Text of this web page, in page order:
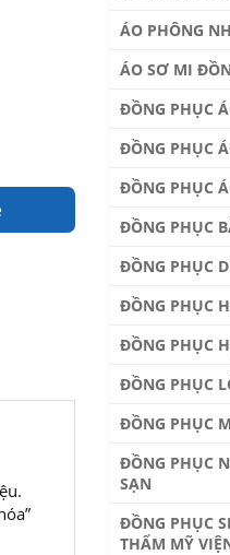
ÁO PHÔNG
ÁO SƠ MI
ĐỒNG PHỤC
ĐỒNG PHỤC
ĐỒNG PHỤC
ĐỒNG PHỤC
ĐỒNG PHỤC
ĐỒNG PHỤC
ĐỒNG PHỤC
ĐỒNG PHỤC
ĐỒNG PHỤC
ĐỒNG PHỤC
SẠN
ĐỒNG PHỤC
THẨM MỸ